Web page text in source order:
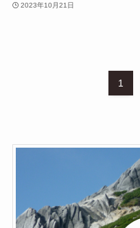
2023年10月21日
1